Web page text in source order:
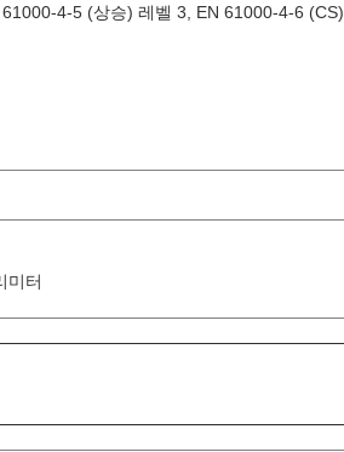
4-5 (상승) 레벨 3, EN 61000-4-6 (CS)
미터